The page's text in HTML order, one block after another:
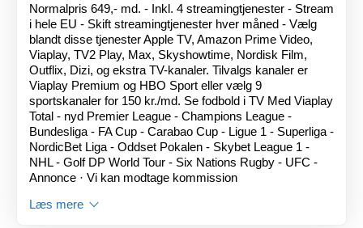
Normalpris 649,- md. - Inkl. 4 streamingtjenester - Stream
i hele EU - Skift streamingtjenester hver måned - Vælg
blandt disse tjenester Apple TV, Amazon Prime Video,
Viaplay, TV2 Play, Max, Skyshowtime, Nordisk Film,
Outflix, Dizi, og ekstra TV-kanaler. Tilvalgs kanaler er
Viaplay Premium og HBO Sport eller vælg 9
sportskanaler for 150 kr./md. Se fodbold i TV Med Viaplay
Total - nyd Premier League - Champions League -
Bundesliga - FA Cup - Carabao Cup - Ligue 1 - Superliga -
NordicBet Liga - Oddset Pokalen - Skybet League 1 -
NHL - Golf DP World Tour - Six Nations Rugby - UFC -
Annonce · Vi kan modtage kommission
Læs mere